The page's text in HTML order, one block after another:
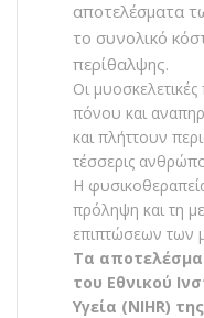
αποτελέσματα
το συνολικό
περίθαλψης.
Οι μυοσκελετικές
πόνου και
και πλήττουν
τέσσερις
Η
πρόληψη και τη
επιπτώσεων των
Τα
του Εθνικού
Υγεία (NIHR)